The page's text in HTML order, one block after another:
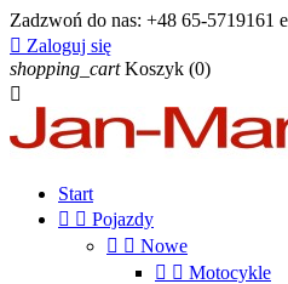
Zadzwoń do nas: +48 65-5719161
 Zaloguj się
shopping_cart Koszyk (0)

Start
  Pojazdy
  Nowe
  Motocykle